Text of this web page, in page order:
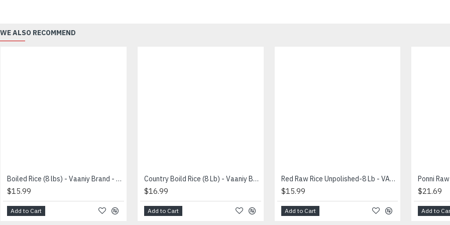
WE ALSO RECOMMEND
Boiled Rice (8 lbs) - Vaaniy Brand - குத்தரிசி
$15.99
Add to Cart
Country Boild Rice (8 Lb) - Vaaniy Brand - நாட்டுக்குத்தரிசி
$16.99
Add to Cart
Red Raw Rice Unpolished-8 Lb - VAANIY - தீட்டாத சிவப்பு பச்சை அரிசி
$15.99
Add to Cart
$21.69
Add to